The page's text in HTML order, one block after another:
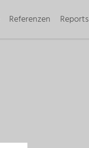
Referenzen Reports